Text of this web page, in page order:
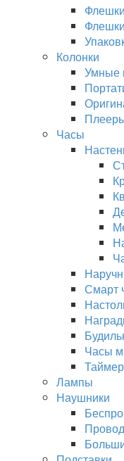
Колонки
Умные
Часы
Смарт
Часы
Лампы
Наушники